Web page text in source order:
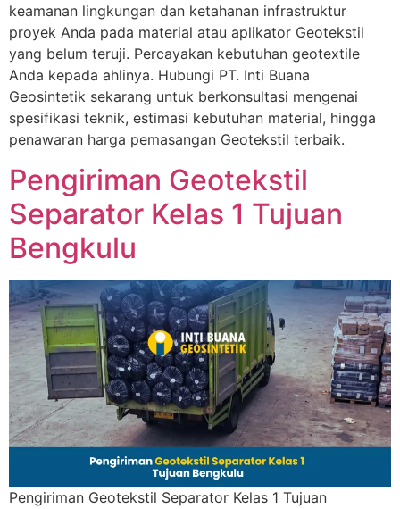
keamanan lingkungan dan ketahanan infrastruktur
proyek Anda pada material atau aplikator Geotekstil
yang belum teruji. Percayakan kebutuhan geotextile
Anda kepada ahlinya. Hubungi PT. Inti Buana
Geosintetik sekarang untuk berkonsultasi mengenai
spesifikasi teknik, estimasi kebutuhan material, hingga
penawaran harga pemasangan Geotekstil terbaik.
Pengiriman Geotekstil
Separator Kelas 1 Tujuan
Bengkulu
Pengiriman Geotekstil Separator Kelas 1 Tujuan